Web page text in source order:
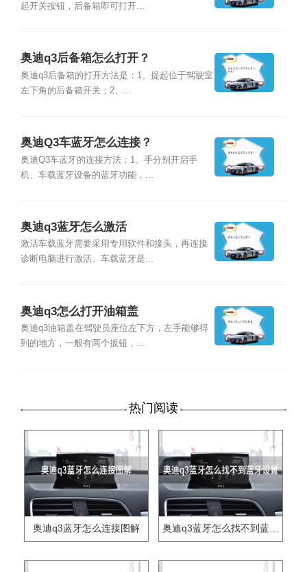
起开关按钮，后备箱即可打开...
奥迪q3后备箱怎么打开？
奥迪q3后备箱的打开方法是：1、提起位于驾驶室
左下角的后备箱开关；2、...
奥迪Q3车蓝牙怎么连接？
奥迪Q3车蓝牙的连接方法：1、手分别开启手
机、车载蓝牙设备的蓝牙功能，...
奥迪q3蓝牙怎么激活
激活车载蓝牙需要采用专用软件和接头，再连接
诊断电脑进行激活。车载蓝牙是...
奥迪q3怎么打开油箱盖
奥迪q3油箱盖在驾驶员座位左下方，左手能够得
到的地方，一般有两个扳钮，...
热门阅读
奥迪q3蓝牙怎么连接图解 奥迪q3蓝牙怎么找不到蓝牙设置